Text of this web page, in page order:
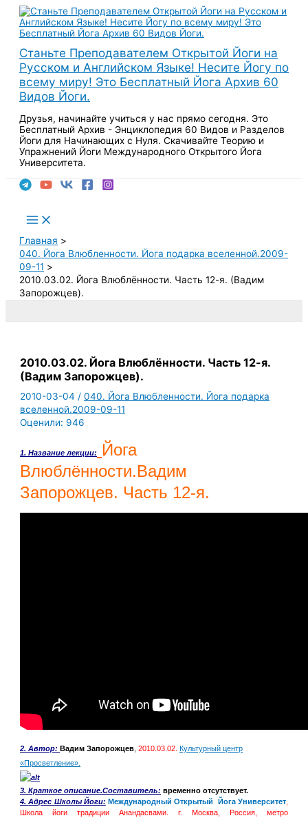
Перейти
содержимому
Станьте Преподавателем Открытой Йоги на
Русском и Английском Языке! Несите Йогу по
всему миру! Это Бесплатный Йога Архив 60
Видов Йоги.
Друзья, начинайте учиться у нас прямо сегодня. Это
Бесплатный Архив - Энциклопедия 60 Видов и Разделов
Йоги для Начинающих с Нуля. Скачивайте Теорию и
Упражнений Йоги Международного Открытого Йога
Университета.
Main
Menu
Главная
040. Йога Влюбленности. Йога подарка вселенной.2009-
09-11
2010.03.02. Йога Влюблённости. Часть 12-я. (Вадим
Запорожцев).
2010.03.02. Йога Влюблённости. Часть 12-я.
(Вадим Запорожцев).
2010-03-04/040. Йога Влюбленности. Йога подарка
вселенной.2009-09-11
Оценили: 946
1. Название лекции:
Йога
Влюблённости.Вадим
Запорожцев. Часть 12-я.
2. Автор: Вадим Запорожцев,2010.03.02. Культурный центр
«Просветление».
3. Краткое описание.Составитель: временно отсутствует.
4.Адрес Школы Йоги: Международный Открытый Йога Университет,
Школа йоги традиции Анандасвами. г. Москва, Россия, метро